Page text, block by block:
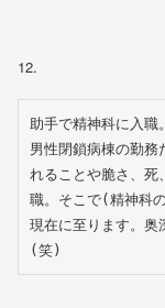
12.
助手で精神科に入職。
男性閉鎖病棟の勤務
れることや脆さ、死
職。そこで(精神科
現在に至ります。奥
(笑)